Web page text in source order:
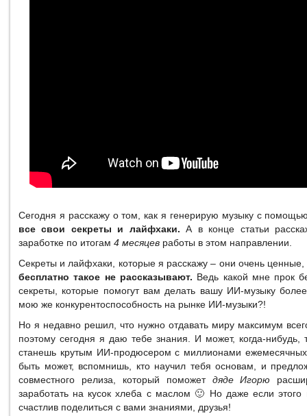
Сегодня я расскажу о том, как я генерирую музыку с
все свои секреты и лайфхаки. А в конце статьи
заработке по итогам 4 месяцев работы в этом направлении.
Секреты и лайфхаки, которые я расскажу – они очень
бесплатно такое не рассказывают. Ведь какой мне прок
секреты, которые помогут вам делать вашу ИИ-музыку
мою же конкурентоспособность на рынке ИИ-музыки?!
Но я недавно решил, что нужно отдавать миру максимум
поэтому сегодня я даю тебе знания. И может, когда-нибудь,
станешь крутым ИИ-продюсером с миллионами
быть может, вспомнишь, кто научил тебя основам, и
совместного релиза, который поможет дяде Игорю
заработать на кусок хлеба с маслом 🙂 Но даже если этого
счастлив поделиться с вами знаниями, друзья!